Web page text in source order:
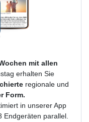
mit allen
erhalten Sie
regionale und
Form.
in unserer App
Endgeräten parallel.